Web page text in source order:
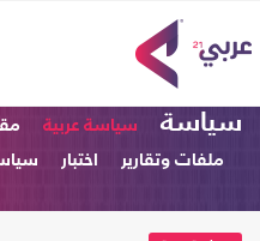
سياسة سياسة عربية
ملفات وتقارير
اختبار